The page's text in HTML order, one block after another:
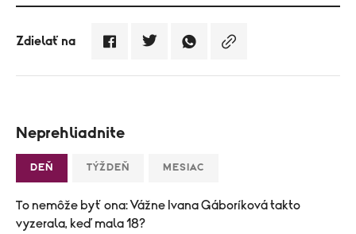
Zdielať na
Neprehliadnite
DEŇ TÝŽDEŇ MESIAC
To nemôže byť ona: Vážne Ivana Gáboríková takto
vyzerala, keď mala 18?